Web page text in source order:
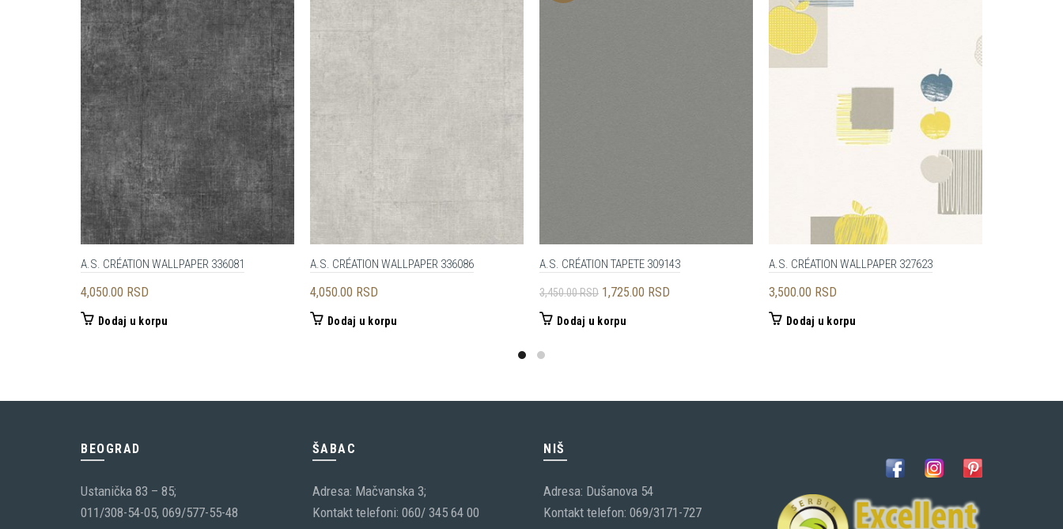
A.S. CRÉATION WALLPAPER 336081
4,050.00 RSD
Dodaj u korpu
A.S. CRÉATION WALLPAPER 336086
4,050.00 RSD
Dodaj u korpu
A.S. CRÉATION TAPETE 309143
3,450.00RSD Originalna
1,725.00 RSD
Dodaj u korpu
A.S. CRÉATION WALLPAPER 327623
3,500.00 RSD
Dodaj u korpu
BEOGRAD
Ustanička 83 – 85;
011/308-54-05, 069/577-55-48
ŠABAC
Adresa: Mačvanska 3;
Kontakt telefoni: 060/ 345 64 00
NIŠ
Adresa: Dušanova 54
Kontakt telefon: 069/3171-727